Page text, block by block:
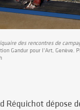
des rencontres de
Gandur pour l’Art, Genève.
Réquichot dépose